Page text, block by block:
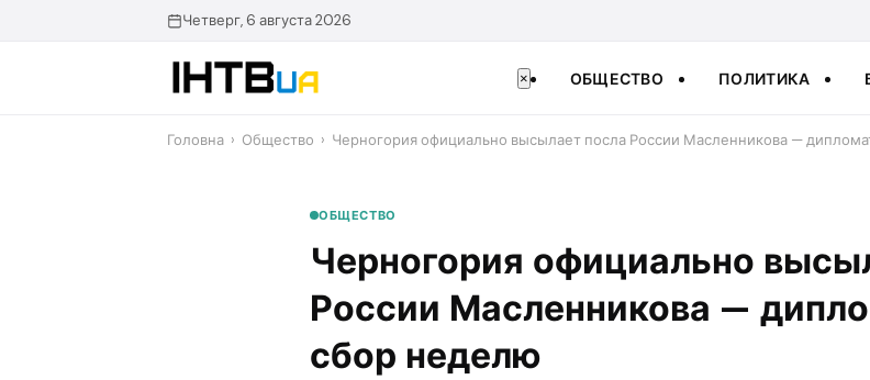
Четверг, 6 августа 2026
× ОБЩЕСТВО ПОЛИТИКА
Головна › Общество › Черногория официально высылает посла России Масленникова —
ОБЩЕСТВО
Черногория официально
России Масленникова —
сбор неделю